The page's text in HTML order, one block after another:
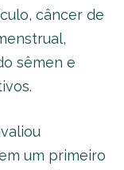
câncer de
sêmen e
um primeiro